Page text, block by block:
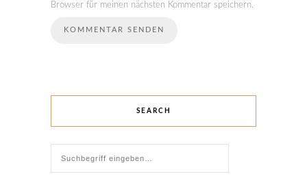
Browser für meinen nächsten Kommentar speichern.
SEARCH